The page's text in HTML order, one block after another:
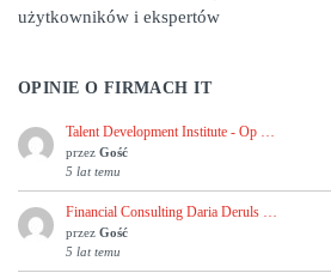
użytkowników i ekspertów
OPINIE O FIRMACH IT
Talent Development Institute - Op …
przez Gość
5 lat temu
Financial Consulting Daria Deruls …
przez Gość
5 lat temu